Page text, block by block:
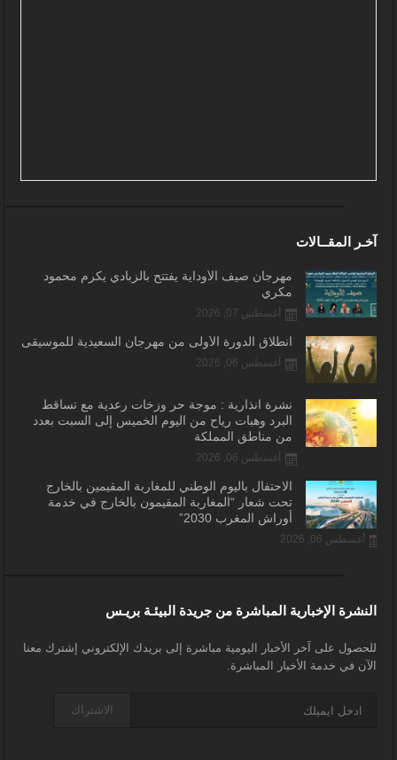
آخـر المقــالات
مهرجان صيف الأوداية يفتتح بالزبادي يكرم محمود
مكري
أغسطس 07, 2026
انطلاق الدورة الأولى من مهرجان السعيدية للموسيقى
أغسطس 06, 2026
نشرة انذارية : موجة حر وزخات رعدية مع تساقط
البرد وهبات رياح من اليوم الخميس إلى السبت بعدد
من مناطق المملكة
أغسطس 06, 2026
الاحتفال باليوم الوطني للمغاربة المقيمين بالخارج
تحت شعار “المغاربة المقيمون بالخارج في خدمة
أوراش المغرب 2030”
أغسطس 06, 2026
النشرة الإخبارية المباشرة من جريدة البيئـة بريـس
للحصول على آخر الأخبار اليومية مباشرة إلى بريدك الإلكتروني إشترك معنا
الآن في خدمة الأخبار المباشرة.
الاشتراك